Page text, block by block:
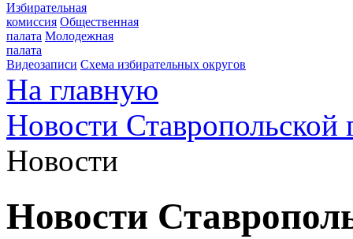
Избирательная
комиссия Общественная
палата Молодежная
палата
Видеозаписи Схема избирательных округов
На главную
Новости
Новости
Новости